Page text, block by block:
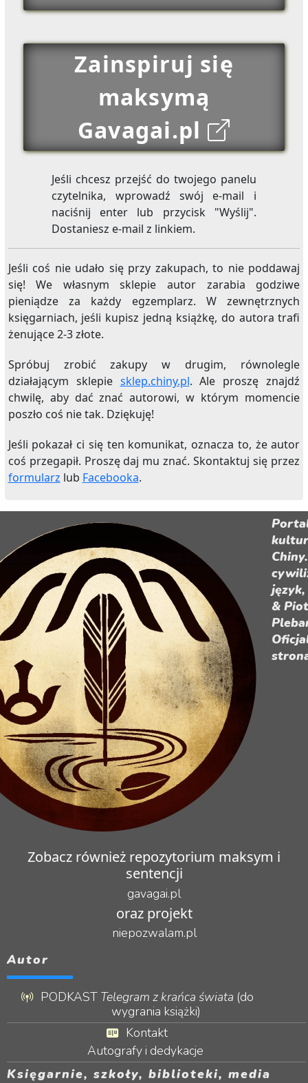
Zainspiruj się
maksymą
Gavagai.pl
Jeśli chcesz przejść do twojego panelu
czytelnika, wprowadź swój e-mail i
naciśnij enter lub przycisk "Wyślij".
Dostaniesz e-mail z linkiem.
Jeśli coś nie udało się przy zakupach, to nie poddawaj
się! We własnym sklepie autor zarabia godziwe
pieniądze za każdy egzemplarz. W zewnętrznych
księgarniach, jeśli kupisz jedną książkę, do autora trafi
żenujące 2-3 złote.
Spróbuj zrobić zakupy w drugim, równolegle
działającym sklepie sklep.chiny.pl. Ale proszę znajdź
chwilę, aby dać znać autorowi, w którym momencie
poszło coś nie tak. Dziękuję!
Jeśli pokazał ci się ten komunikat, oznacza to, że autor
coś przegapił. Proszę daj mu znać. Skontaktuj się przez
formularz lub Facebooka.
&
Zobacz również repozytorium maksym i
sentencji
gavagai.pl
oraz projekt
niepozwalam.pl
Autor
PODKAST Telegram z krańca świata (do
wygrania książki)
Kontakt
Autografy i dedykacje
Księgarnie, szkoły, biblioteki, media